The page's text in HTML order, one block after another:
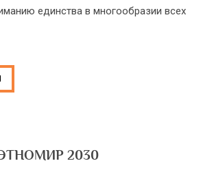
единства в многообразии всех
2030